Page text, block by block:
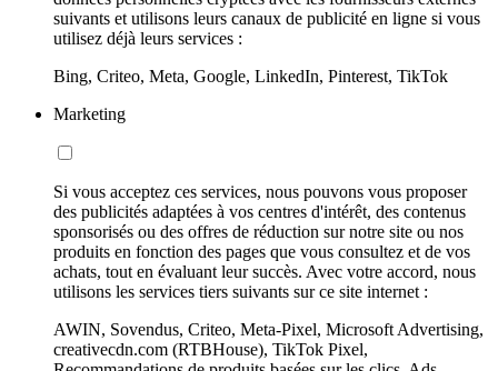
suivants et utilisons leurs canaux de publicité en ligne si vous
utilisez déjà leurs services :
Bing, Criteo, Meta, Google, LinkedIn, Pinterest, TikTok
Marketing
Si vous acceptez ces services, nous pouvons vous proposer
des publicités adaptées à vos centres d'intérêt, des contenus
sponsorisés ou des offres de réduction sur notre site ou nos
produits en fonction des pages que vous consultez et de vos
achats, tout en évaluant leur succès. Avec votre accord, nous
utilisons les services tiers suivants sur ce site internet :
AWIN, Sovendus, Criteo, Meta-Pixel, Microsoft Advertising,
creativecdn.com (RTBHouse), TikTok Pixel,